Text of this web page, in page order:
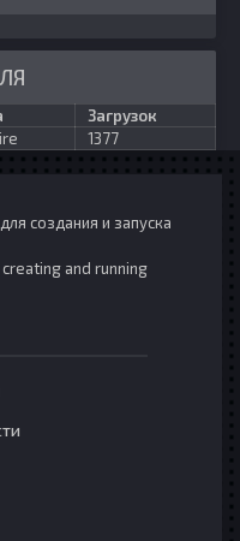
Загрузок
1377
создания и запуска
and running